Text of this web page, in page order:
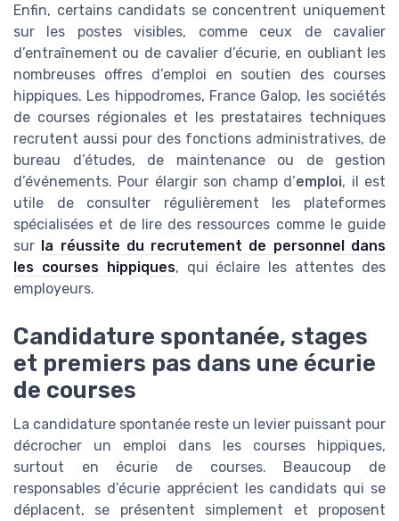
Enfin, certains candidats se concentrent uniquement
sur les postes visibles, comme ceux de cavalier
d’entraînement ou de cavalier d’écurie, en oubliant les
nombreuses offres d’emploi en soutien des courses
hippiques. Les hippodromes, France Galop, les sociétés
de courses régionales et les prestataires techniques
recrutent aussi pour des fonctions administratives, de
bureau d’études, de maintenance ou de gestion
d’événements. Pour élargir son champ d’emploi, il est
utile de consulter régulièrement les plateformes
spécialisées et de lire des ressources comme le guide
sur la réussite du recrutement de personnel dans
les courses hippiques, qui éclaire les attentes des
employeurs.
Candidature spontanée, stages
et premiers pas dans une écurie
de courses
La candidature spontanée reste un levier puissant pour
décrocher un emploi dans les courses hippiques,
surtout en écurie de courses. Beaucoup de
responsables d’écurie apprécient les candidats qui se
déplacent, se présentent simplement et proposent